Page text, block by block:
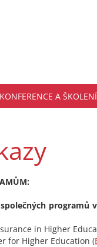
KONFERENCE A ŠKOLENÍ
programů
in Higher
for Higher Education (